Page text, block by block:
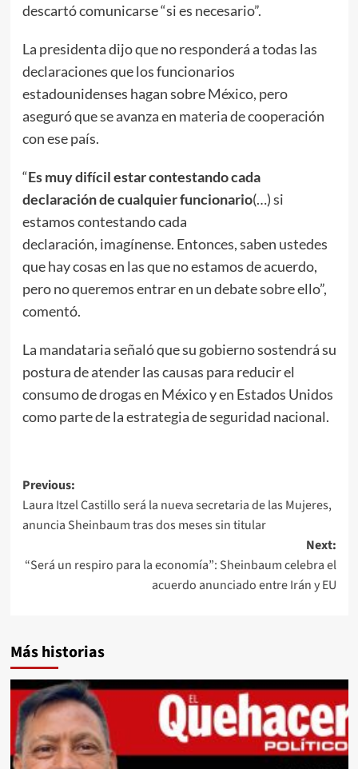
descartó comunicarse “si es necesario”.
La presidenta dijo que no responderá a todas las
declaraciones que los funcionarios
estadounidenses hagan sobre México, pero
aseguró que se avanza en materia de cooperación
con ese país.
“Es muy difícil estar contestando cada
declaración de cualquier funcionario(…) si
estamos contestando cada
declaración, imagínense. Entonces, saben ustedes
que hay cosas en las que no estamos de acuerdo,
pero no queremos entrar en un debate sobre ello”,
comentó.
La mandataria señaló que su gobierno sostendrá su
postura de atender las causas para reducir el
consumo de drogas en México y en Estados Unidos
como parte de la estrategia de seguridad nacional.
Post
navigation
Previous:
Laura Itzel Castillo será la nueva secretaria de las Mujeres,
anuncia Sheinbaum tras dos meses sin titular
Next:
“Será un respiro para la economía”: Sheinbaum celebra el
acuerdo anunciado entre Irán y EU
Más historias